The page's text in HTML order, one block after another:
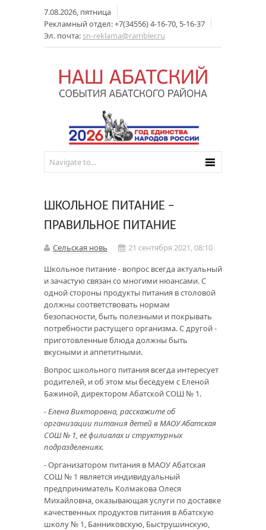
7.08.2026, пятница
Рекламный отдел: +7(34556) 4-16-70, 5-16-37
Эл. почта: sn-reklama@rambler.ru
ШКОЛЬНОЕ ПИТАНИЕ –
ПРАВИЛЬНОЕ ПИТАНИЕ
Сельская новь
21 сентября 2021, 08:10
Школьное питание - вопрос всегда актуальный
и зачастую связан со многими нюансами. С
одной стороны продукты питания в столовой
должны соответствовать нормам
безопасности, быть полезными и покрывать
потребности растущего организма. С другой -
приготовленные блюда должны быть
вкусными и аппетитными.
Вопрос школьного питания всегда интересует
родителей, и об этом мы беседуем с Еленой
Бажиной, директором Абатской СОШ № 1.
- Елена Викторовна, расскажите об
организации питания детей в МАОУ Абатская
СОШ № 1, её филиалах и структурных
подразделениях.
- Организатором питания в МАОУ Абатская
СОШ № 1 является индивидуальный
предприниматель Колмакова Олеся
Михайловна, оказывающая услуги по доставке
качественных продуктов питания в Абатскую
школу № 1, Банниковскую, Быструшинскую,